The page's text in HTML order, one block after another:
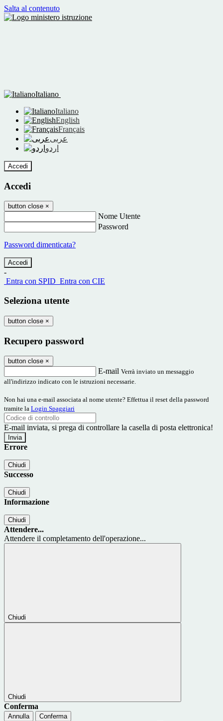
Salta al contenuto
Italiano
Italiano
English
Français
عربى
اردو
Accedi
Accedi
button close ×
Nome Utente
Password
Password dimenticata?
-
Entra con SPID Entra con CIE
Seleziona utente
button close ×
Recupero password
button close ×
E-mail Verrà inviato un messaggio
all'indirizzo indicato con le istruzioni necessarie.
Non hai una e-mail associata al nome utente? Effettua il reset della password
tramite la Login Spaggiari
E-mail inviata, si prega di controllare la casella di posta elettronica!
Errore
Chiudi
Successo
Chiudi
Informazione
Chiudi
Attendere...
Attendere il completamento dell'operazione...
Chiudi
Chiudi
Conferma
Annulla Conferma